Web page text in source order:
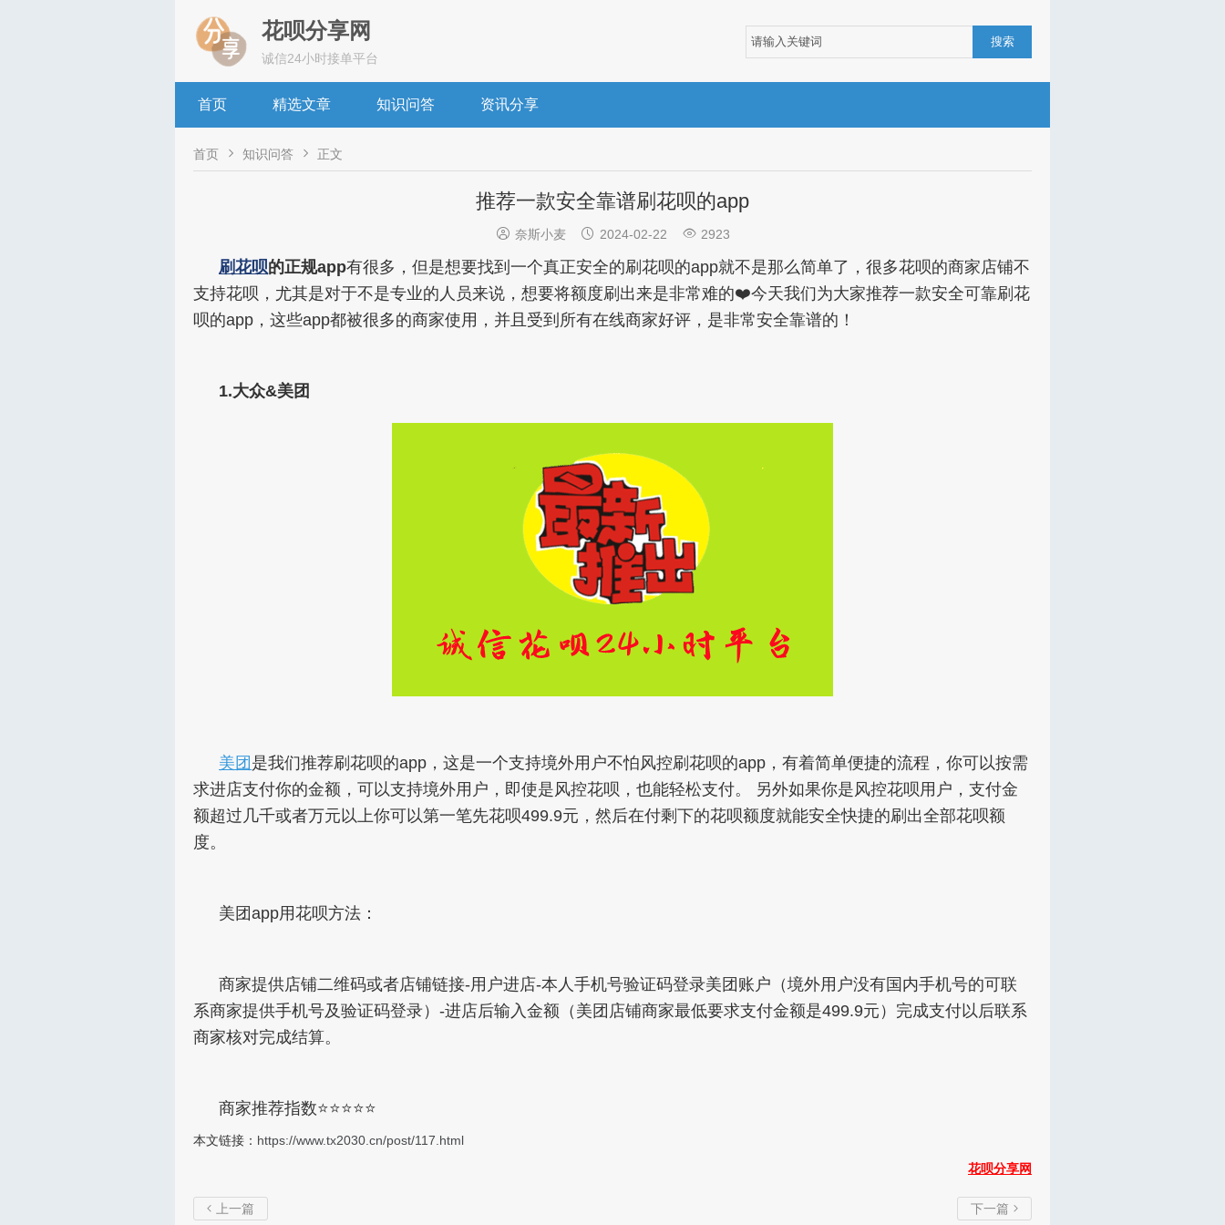
搜索
花呗分享网
诚信24小时接单平台
首页 精选文章 知识问答 资讯分享
首页  知识问答  正文
推荐一款安全靠谱刷花呗的app
 奈斯小麦  2024-02-22  2923
刷花呗的正规app有很多，但是想要找到一个真正安全的刷花呗的app就不是那么简单了，很多花呗的商家店铺不
支持花呗，尤其是对于不是专业的人员来说，想要将额度刷出来是非常难的❤️今天我们为大家推荐一款安全可靠刷花
呗的app，这些app都被很多的商家使用，并且受到所有在线商家好评，是非常安全靠谱的！
1.大众&美团
美团 是我们推荐刷花呗的app，这是一个支持境外用户不怕风控刷花呗的app，有着简单便捷的流程，你可以按需
求进店支付你的金额，可以支持境外用户，即使是风控花呗，也能轻松支付。 另外如果你是风控花呗用户，支付金
额超过几千或者万元以上你可以第一笔先花呗499.9元，然后在付剩下的花呗额度就能安全快捷的刷出全部花呗额
度。
美团app用花呗方法：
商家提供店铺二维码或者店铺链接-用户进店-本人手机号验证码登录美团账户（境外用户没有国内手机号的可联
系商家提供手机号及验证码登录）-进店后输入金额（美团店铺商家最低要求支付金额是499.9元）完成支付以后联系
商家核对完成结算。
商家推荐指数⭐⭐⭐⭐⭐
本文链接： https://www.tx2030.cn/post/117.html
花呗分享网
 上一篇 下一篇 